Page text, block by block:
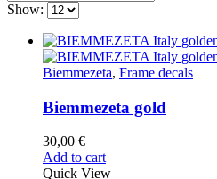
Show:
Biemmezeta, Frame decals
Biemmezeta gold
30,00 €
Add to cart
Quick View